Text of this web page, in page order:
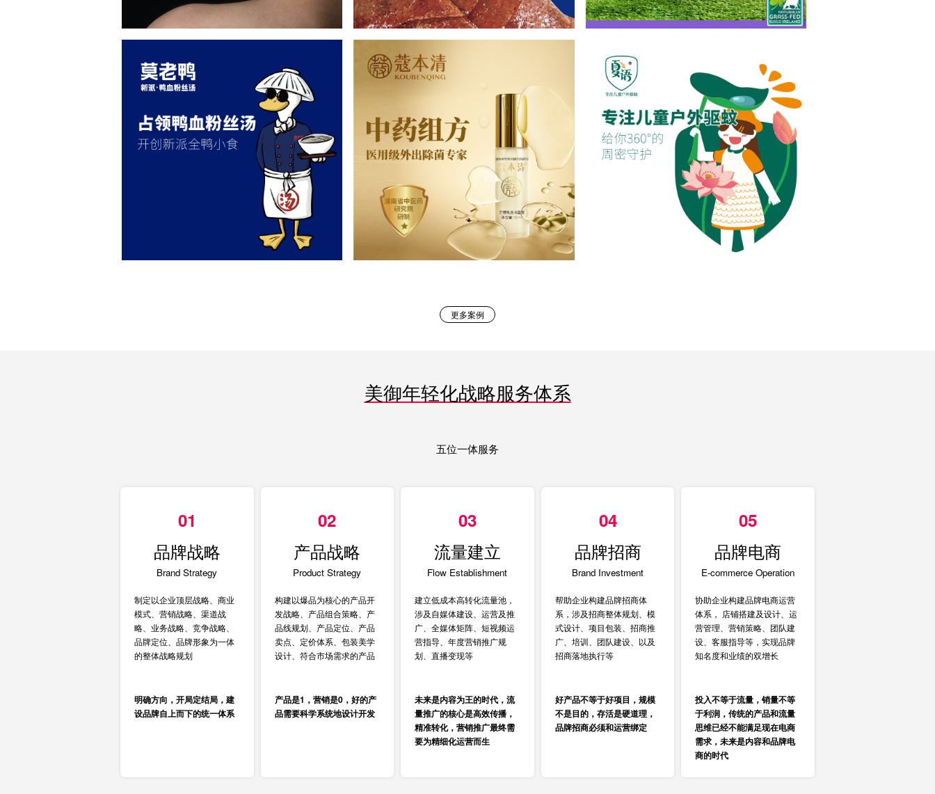
更多案例
美御年轻化战略服务体系
五位一体服务
01
品牌战略
Brand Strategy
制定以企业顶层战略、商业
模式、营销战略、渠道战
略、业务战略、竞争战略、
品牌定位、品牌形象为一体
的整体战略规划
明确方向，开局定结局，建
设品牌自上而下的统一体系
02
产品战略
Product Strategy
构建以爆品为核心的产品开
发战略、产品组合策略、产
品线规划、产品定位、产品
卖点、定价体系、包装美学
设计、符合市场需求的产品
产品是1，营销是0，好的产
品需要科学系统地设计开发
03
流量建立
Flow Establishment
建立低成本高转化流量池，
涉及自媒体建设、运营及推
广、全媒体矩阵、短视频运
营指导、年度营销推广规
划、直播变现等
未来是内容为王的时代，流
量推广的核心是高效传播，
精准转化，营销推广最终需
要为精细化运营而生
04
品牌招商
Brand Investment
帮助企业构建品牌招商体
系，涉及招商整体规划、模
式设计、项目包装、招商推
广、培训、团队建设、以及
招商落地执行等
好产品不等于好项目，规模
不是目的，存活是硬道理，
品牌招商必须和运营绑定
05
品牌电商
E-commerce Operation
协助企业构建品牌电商运营
体系， 店铺搭建及设计、运
营管理、营销策略、团队建
设、客服指导等，实现品牌
知名度和业绩的双增长
投入不等于流量，销量不等
于利润，传统的产品和流量
思维已经不能满足现在电商
需求，未来是内容和品牌电
商的时代